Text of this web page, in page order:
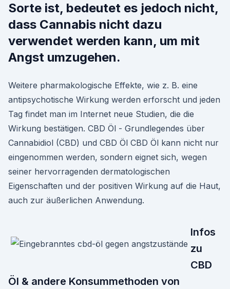
Sorte ist, bedeutet es jedoch nicht,
dass Cannabis nicht dazu
verwendet werden kann, um mit
Angst umzugehen.
Weitere pharmakologische Effekte, wie z. B. eine
antipsychotische Wirkung werden erforscht und jeden
Tag findet man im Internet neue Studien, die die
Wirkung bestätigen. CBD Öl - Grundlegendes über
Cannabidiol (CBD) und CBD Öl CBD Öl kann nicht nur
eingenommen werden, sondern eignet sich, wegen
seiner hervorragenden dermatologischen
Eigenschaften und der positiven Wirkung auf die Haut,
auch zur äußerlichen Anwendung.
Infos
zu
CBD
Öl & andere Konsummethoden von